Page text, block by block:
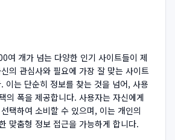
여 개가 넘는 다양한 인기 사이트들이 제
의 관심사와 필요에 가장 잘 맞는 사이트
이는 단순히 정보를 찾는 것을 넘어, 사용
의 폭을 제공합니다. 사용자는 자신에게
택하여 소비할 수 있으며, 이는 개인의
맞춤형 정보 접근을 가능하게 합니다.